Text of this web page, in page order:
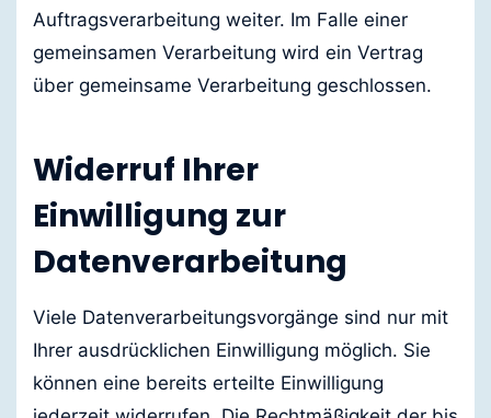
Auftragsverarbeitung weiter. Im Falle einer
gemeinsamen Verarbeitung wird ein Vertrag
über gemeinsame Verarbeitung geschlossen.
Widerruf Ihrer
Einwilligung zur
Datenverarbeitung
Viele Datenverarbeitungsvorgänge sind nur mit
Ihrer ausdrücklichen Einwilligung möglich. Sie
können eine bereits erteilte Einwilligung